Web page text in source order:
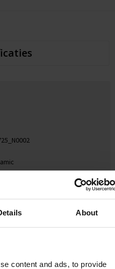
About
content and ads, to provide